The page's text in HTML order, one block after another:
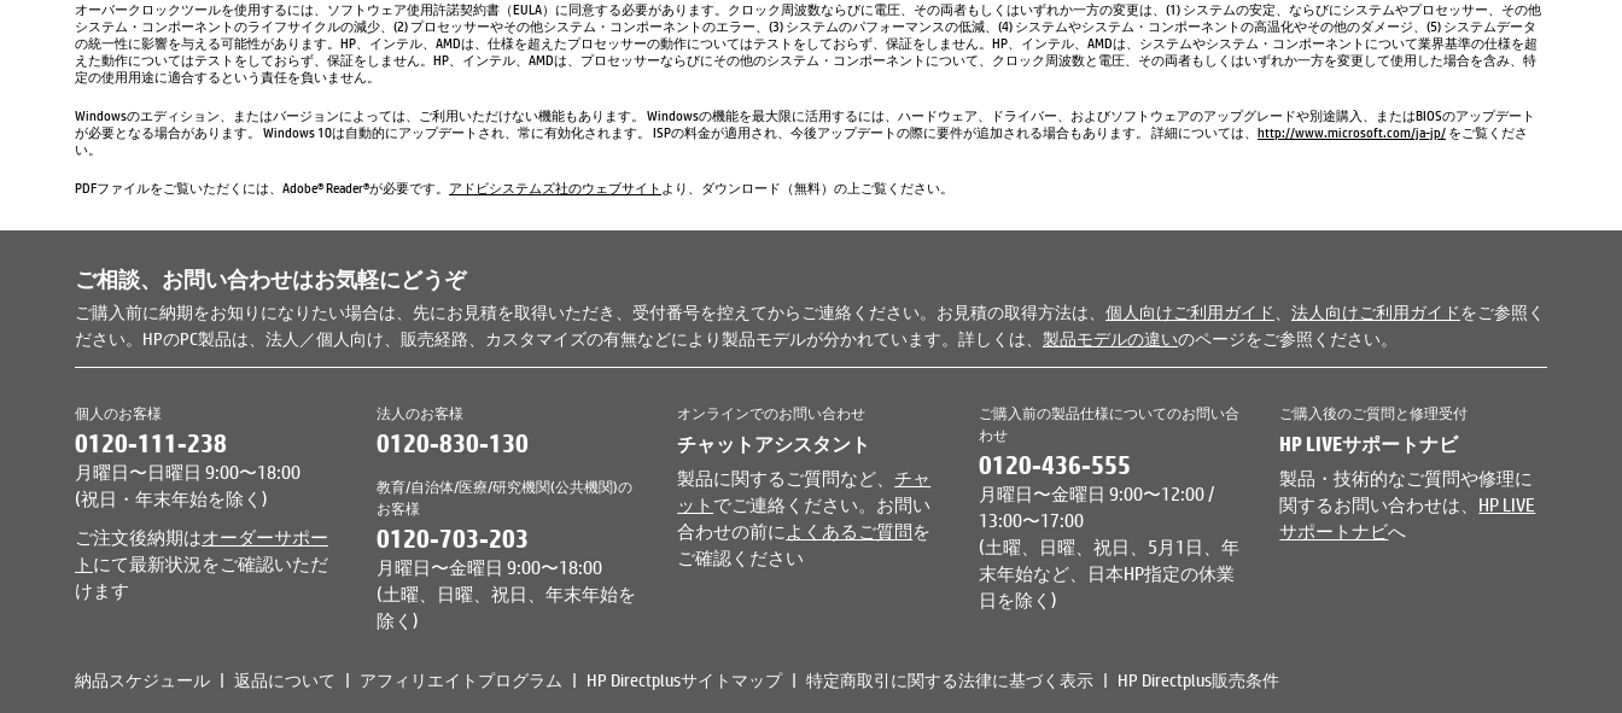
オーバークロックツールを使用するには、ソフトウェア使用許諾契約書（EULA）に同意する必要があります。クロック周波数ならびに電圧、その両者もしくはいずれか一方の変更は、(1) システムの安定、ならびにシステムやプロセッサー、その他
システム・コンポーネントのライフサイクルの減少、(2) プロセッサーやその他システム・コンポーネントのエラー、(3) システムのパフォーマンスの低減、(4) システムやシステム・コンポーネントの高温化やその他のダメージ、(5) システムデータ
の統一性に影響を与える可能性があります。HP、インテル、AMDは、仕様を超えたプロセッサーの動作についてはテストをしておらず、保証をしません。HP、インテル、AMDは、システムやシステム・コンポーネントについて業界基準の仕様を超
えた動作についてはテストをしておらず、保証をしません。HP、インテル、AMDは、プロセッサーならびにその他のシステム・コンポーネントについて、クロック周波数と電圧、その両者もしくはいずれか一方を変更して使用した場合を含み、特
定の使用用途に適合するという責任を負いません。
Windowsのエディション、またはバージョンによっては、ご利用いただけない機能もあります。 Windowsの機能を最大限に活用するには、ハードウェア、ドライバー、およびソフトウェアのアップグレードや別途購入、またはBIOSのアップデート
が必要となる場合があります。 Windows 10は自動的にアップデートされ、常に有効化されます。 ISPの料金が適用され、今後アップデートの際に要件が追加される場合もあります。 詳細については、 http://www.microsoft.com/ja-jp/ をご覧くださ
い。
PDFファイルをご覧いただくには、Adobe® Reader®が必要です。 アドビシステムズ社のウェブサイト より、ダウンロード（無料）の上ご覧ください。
ご相談、お問い合わせはお気軽にどうぞ
ご購入前に納期をお知りになりたい場合は、先にお見積を取得いただき、受付番号を控えてからご連絡ください。お見積の取得方法は、 個人向けご利用ガイド 法人向けご利用ガイドをご参照く
ださい。HPのPC製品は、法人／個人向け、販売経路、カスタマイズの有無などにより製品モデルが分かれています。詳しくは、 製品モデルの違いのページをご参照ください。
個人のお客様
0120-111-238
月曜日〜日曜日 9:00〜18:00
(祝日・年末年始を除く)
ご注文後納期はオーダーサポー
ト にて最新状況をご確認いただ
けます
法人のお客様
0120-830-130
教育/自治体/医療/研究機関(公共機関)の
お客様
0120-703-203
月曜日〜金曜日 9:00〜18:00
(土曜、日曜、祝日、年末年始を
除く)
オンラインでのお問い合わせ
チャットアシスタント
製品に関するご質問など、チャ
ット でご連絡ください。お問い
合わせの前に よくあるご質問を
ご確認ください
ご購入前の製品仕様についてのお問い合
わせ
0120-436-555
月曜日〜金曜日 9:00〜12:00 /
13:00〜17:00
(土曜、日曜、祝日、5月1日、年
末年始など、日本HP指定の休業
日を除く)
ご購入後のご質問と修理受付
HP LIVEサポートナビ
製品・技術的なご質問や修理に
関するお問い合わせは、 HP LIVE
サポートナビへ
納品スケジュール 返品について アフィリエイトプログラム HP Directplusサイトマップ 特定商取引に関する法律に基づく表示 HP Directplus販売条件